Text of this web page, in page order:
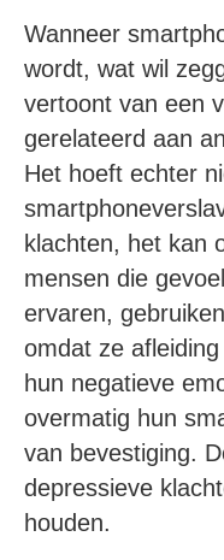
Wanneer
wordt, wat wil
vertoont van een
gerelateerd aan
Het hoeft echter
klachten, het kan
mensen die
ervaren,
omdat ze
hun negatieve
overmatig hun
van bevestiging.
depressieve
houden.